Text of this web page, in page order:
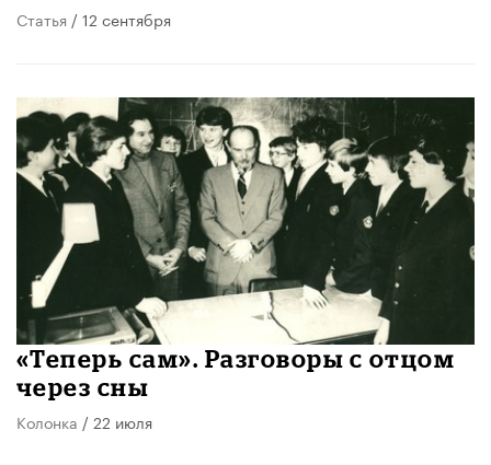
Статья / 12 сентября
«Теперь сам». Разговоры с отцом
через сны
Колонка / 22 июля